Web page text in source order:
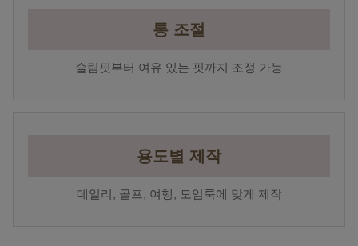
통 조절
슬림핏부터 여유 있는 핏까지 조정 가능
용도별 제작
데일리, 골프, 여행, 모임룩에 맞게 제작